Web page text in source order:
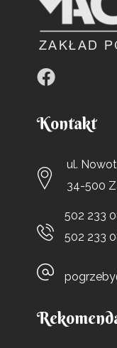
Kontakt
ul.
34-500
502 233
502 233